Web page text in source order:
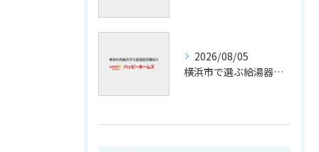
2026/08/05
横浜市で選ぶ給湯器交換の口コミ分析